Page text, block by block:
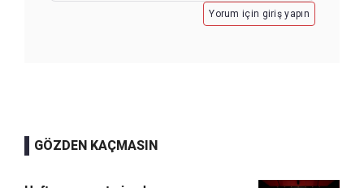
Yorum için giriş yapın
GÖZDEN KAÇMASIN